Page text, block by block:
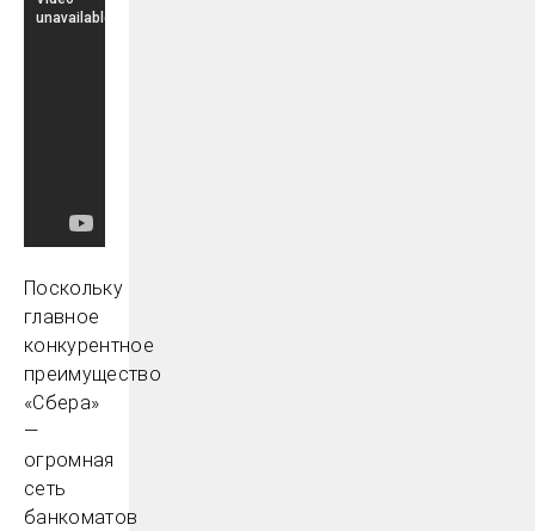
Поскольку
главное
конкурентное
преимущество
«Сбера»
—
огромная
сеть
банкоматов